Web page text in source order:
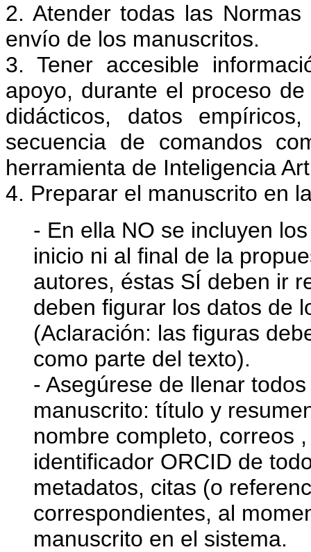
2. Atender todas las
envío de los manuscritos.
3. Tener accesible
apoyo, durante el proceso
didácticos, datos
secuencia de comandos
herramienta de Inteligencia
4. Preparar el manuscrito en
- En ella NO se incluyen
inicio ni al final de la
autores, éstas SÍ deben ir
deben figurar los datos de
(Aclaración: las figuras
como parte del texto).
- Asegúrese de llenar
manuscrito: título y
nombre completo, correos
identificador ORCID de
metadatos, citas (o
correspondientes, al
manuscrito en el sistema.